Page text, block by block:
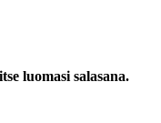
luomasi salasana.